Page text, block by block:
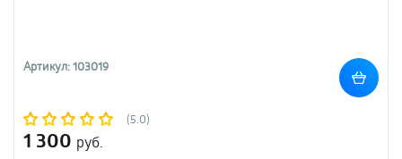
Артикул: 103019
(5.0)
1 300 руб.